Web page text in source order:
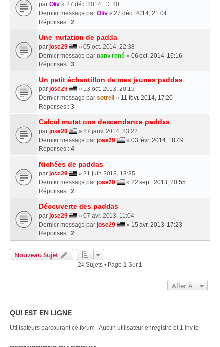
par Oliv » 27 déc. 2014, 13:20
Dernier message par Oliv » 27 déc. 2014, 21:04
Réponses : 2
Une mutation de padda
par jose29
» 05 oct. 2014, 22:38
Dernier message par papy rené » 06 oct. 2014, 16:16
Réponses : 3
Un petit échantillon de mes jeunes paddas
par jose29
» 13 oct. 2013, 20:19
Dernier message par sotrell » 11 févr. 2014, 17:20
Réponses : 3
Calcul mutations descendance paddas
par jose29
» 27 janv. 2014, 23:22
Dernier message par jose29 » 03 févr. 2014, 18:49
Réponses : 4
Nichées de paddas
par jose29
» 21 juin 2013, 13:35
Dernier message par jose29 » 22 sept. 2013, 20:55
Réponses : 2
Découverte des paddas
par jose29
» 07 avr. 2013, 11:04
Dernier message par jose29 » 15 avr. 2013, 17:23
Réponses : 2
Nouveau Sujet
24 Sujets • Page 1 Sur 1
Aller À
QUI EST EN LIGNE
Utilisateurs parcourant ce forum : Aucun utilisateur enregistré et 1 invité